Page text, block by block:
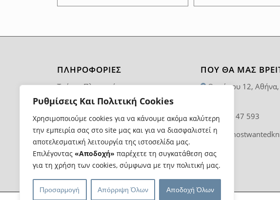
Ρυθμίσεις Και Πολιτική Cookies
Χρησιμοποιούμε cookies για να κάνουμε ακόμα καλύτερη
την εμπειρία σας στο site μας και για να διασφαλιστεί η
αποτελεσματική λειτουργία της ιστοσελίδα μας.
Επιλέγοντας «Αποδοχή» παρέχετε τη συγκατάθεση σας
για τη χρήση των cookies, σύμφωνα με την πολιτική μας.
Προσαρμογή Απόρριψη Όλων Αποδοχή Όλων
ΠΛΗΡΟΦΟΡΙΕΣ
Τρόποι Πληρωμής
Τρόποι και Κόστος Αποστολής
Επιστροφές Προϊόντων
Όροι Χρήσης
ΠΟΥ ΘΑ ΜΑΣ
Θαρύπου 12, Αθήνα,
210 92 47 593